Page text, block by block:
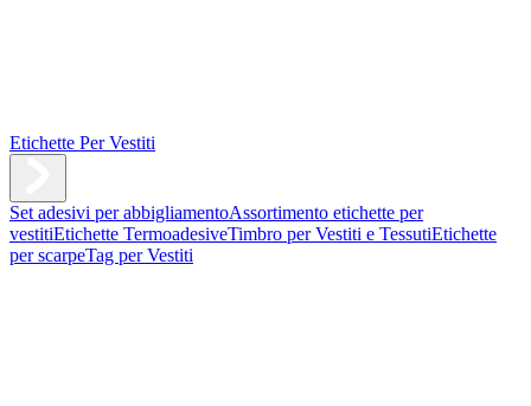
Etichette Per Vestiti
Set adesivi per abbigliamentoAssortimento etichette per
vestitiEtichette TermoadesiveTimbro per Vestiti e TessutiEtichette
per scarpeTag per Vestiti